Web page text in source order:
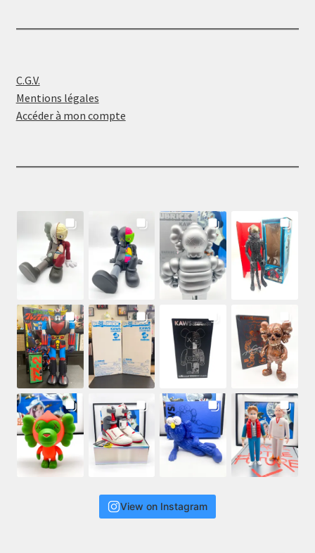
C.G.V.
Mentions légales
Accéder à mon compte
View on Instagram